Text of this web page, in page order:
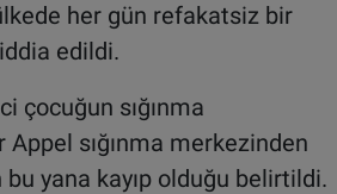
her gün refakatsiz bir
edildi.
çocuğun sığınma
sığınma merkezinden
yana kayıp olduğu belirtildi.